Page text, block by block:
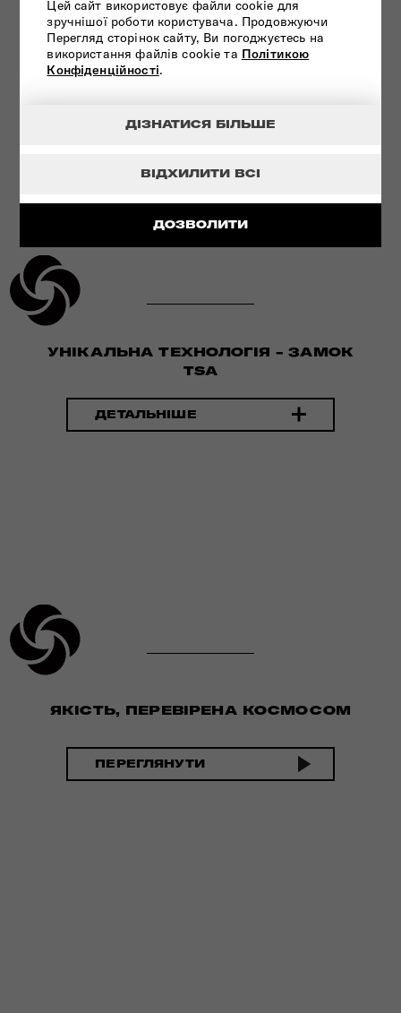
Цей сайт використовує файли cookie для
зручнішої роботи користувача. Продовжуючи
Перегляд сторінок сайту, Ви погоджуєтесь на
використання файлів cookie та Політикою
Конфіденційності.
ДОЗВОЛИТИ
ВІДХИЛИТИ ВСІ
ДІЗНАТИСЯ БІЛЬШЕ
ІННОВАЦІЙНА ТЕХНОЛОГІЯ
ПЕРЕГЛЯНУТИ
УНІКАЛЬНА ТЕХНОЛОГІЯ - ЗАМОК
TSA
ДЕТАЛЬНІШЕ
ЯКІСТЬ, ПЕРЕВІРЕНА КОСМОСОМ
ПЕРЕГЛЯНУТИ